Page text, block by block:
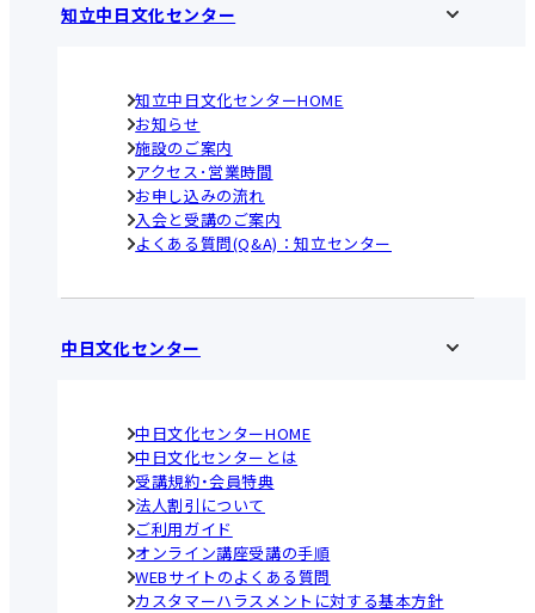
知立中日文化センター
知立中日文化センターHOME
お知らせ
施設のご案内
アクセス･営業時間
お申し込みの流れ
入会と受講のご案内
よくある質問(Q&A)：知立センター
中日文化センター
中日文化センターHOME
中日文化センターとは
受講規約・会員特典
法人割引について
ご利用ガイド
オンライン講座受講の手順
WEBサイトのよくある質問
カスタマーハラスメントに対する基本方針